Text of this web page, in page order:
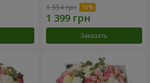
1 554 грн
Заказать